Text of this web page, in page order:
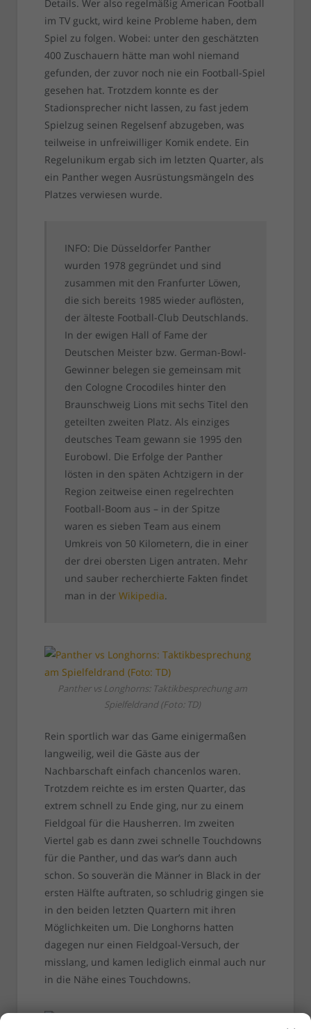
Details. Wer also regelmäßig American Football
im TV guckt, wird keine Probleme haben, dem
Spiel zu folgen. Wobei: unter den geschätzten
400 Zuschauern hätte man wohl niemand
gefunden, der zuvor noch nie ein Football-Spiel
gesehen hat. Trotzdem konnte es der
Stadionsprecher nicht lassen, zu fast jedem
Spielzug seinen Regelsenf abzugeben, was
teilweise in unfreiwilliger Komik endete. Ein
Regelunikum ergab sich im letzten Quarter, als
ein Panther wegen Ausrüstungsmängeln des
Platzes verwiesen wurde.
INFO: Die Düsseldorfer Panther
wurden 1978 gegründet und sind
zusammen mit den Franfurter Löwen,
die sich bereits 1985 wieder auflösten,
der älteste Football-Club Deutschlands.
In der ewigen Hall of Fame der
Deutschen Meister bzw. German-Bowl-
Gewinner belegen sie gemeinsam mit
den Cologne Crocodiles hinter den
Braunschweig Lions mit sechs Titel den
geteilten zweiten Platz. Als einziges
deutsches Team gewann sie 1995 den
Eurobowl. Die Erfolge der Panther
lösten in den späten Achtzigern in der
Region zeitweise einen regelrechten
Football-Boom aus – in der Spitze
waren es sieben Team aus einem
Umkreis von 50 Kilometern, die in einer
der drei obersten Ligen antraten. Mehr
und sauber recherchierte Fakten findet
man in der Wikipedia.
Panther vs Longhorns: Taktikbesprechung am
Spielfeldrand (Foto: TD)
Rein sportlich war das Game einigermaßen
langweilig, weil die Gäste aus der
Nachbarschaft einfach chancenlos waren.
Trotzdem reichte es im ersten Quarter, das
extrem schnell zu Ende ging, nur zu einem
Fieldgoal für die Hausherren. Im zweiten
Viertel gab es dann zwei schnelle Touchdowns
für die Panther, und das war’s dann auch
schon. So souverän die Männer in Black in der
ersten Hälfte auftraten, so schludrig gingen sie
in den beiden letzten Quartern mit ihren
Möglichkeiten um. Die Longhorns hatten
dagegen nur einen Fieldgoal-Versuch, der
misslang, und kamen lediglich einmal auch nur
in die Nähe eines Touchdowns.